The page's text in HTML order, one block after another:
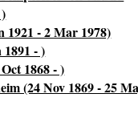
1921 - 2 Mar 1978)
- )
1868 - )
(24 Nov 1869 - 25